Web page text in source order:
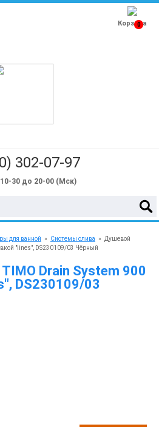
302-07-97
30 до 20-00 (Мск)
0
Корзина
для ванной » Системы слива »
Душевой
"lines", DS230109/03 Чёрный
Drain System 900
DS230109/03